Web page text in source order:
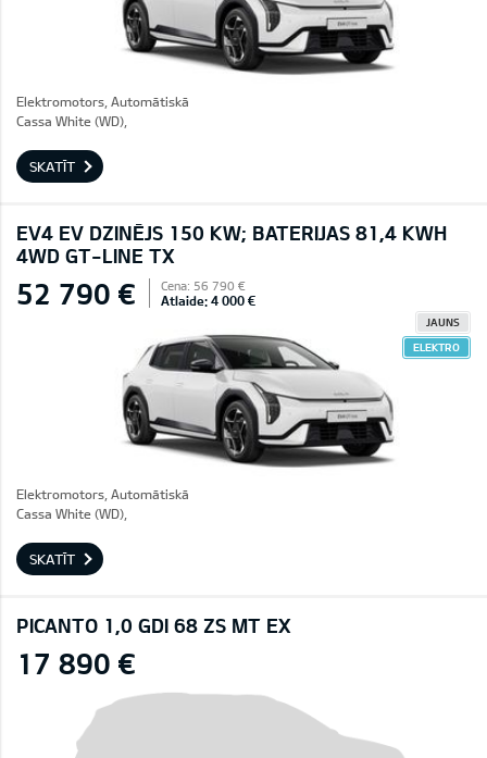
Elektromotors, Automātiskā
Cassa White (WD),
SKATĪT
EV4 EV DZINĒJS 150 KW; BATERIJAS 81,4 KWH
4WD GT-LINE TX
52 790 € Cena: 56 790 €
Atlaide: 4 000 €
JAUNS
ELEKTRO
Elektromotors, Automātiskā
Cassa White (WD),
SKATĪT
PICANTO 1,0 GDI 68 ZS MT EX
17 890 €